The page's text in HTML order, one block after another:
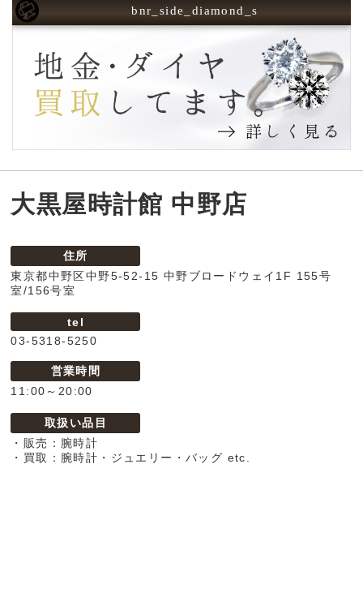
bnr_side_diamond_s
大黒屋時計館 中野店
住所
東京都中野区中野5-52-15 中野ブロードウェイ1F 155号
室/156号室
tel
03-5318-5250
営業時間
11:00～20:00
取扱い品目
・販売：腕時計
・買取：腕時計・ジュエリー・バッグ etc.